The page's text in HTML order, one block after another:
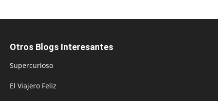
Otros Blogs Interesantes
Supercurioso
El Viajero Feliz